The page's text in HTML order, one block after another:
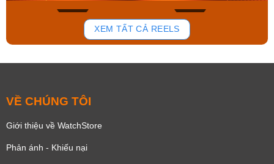
171
XEM TẤT CẢ REELS
VỀ CHÚNG TÔI
Giới thiệu về WatchStore
Phản ánh - Khiếu nại